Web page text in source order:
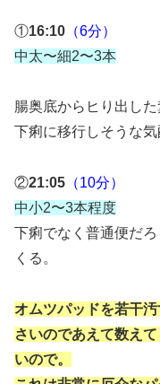
①16:10 （6分）
中太〜細2〜3本
腸奥底からヒり出し
下痢に移行しそうな
②21:05 （10分）
中小2〜3本程度
下痢でなく普通便だ
くる。
オムツパッドを若干
さいのであえて数え
いので。